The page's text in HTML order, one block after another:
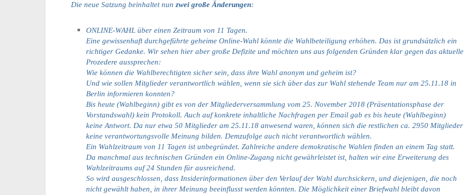
Die neue Satzung beinhaltet nun zwei große Änderungen:
ONLINE-WAHL über einen Zeitraum von 11 Tagen.
Eine gewissenhaft durchgeführte geheime Online-Wahl könnte die Wahlbeteiligung erhöhen. Das ist grundsätzlich ein
richtiger Gedanke. Wir sehen hier aber große Defizite und möchten uns aus folgenden Gründen klar gegen das aktuelle
Prozedere aussprechen:
Wie können die Wahlberechtigten sicher sein, dass ihre Wahl anonym und geheim ist?
Und wie sollen Mitglieder verantwortlich wählen, wenn sie sich über das zur Wahl stehende Team nur am 25.11.18 in
Berlin informieren konnten?
Bis heute (Wahlbeginn) gibt es von der Mitgliederversammlung vom 25. November 2018 (Präsentationsphase der
Vorstandswahl) kein Protokoll. Auch auf konkrete inhaltliche Nachfragen per Email gab es bis heute (Wahlbeginn)
keine Antwort. Da nur etwa 50 Mitglieder am 25.11.18 anwesend waren, können sich die restlichen ca. 2950 Mitglieder
keine verantwortungsvolle Meinung bilden. Demzufolge auch nicht verantwortlich wählen.
Ein Wahlzeitraum von 11 Tagen ist unbegründet. Zahlreiche andere demokratische Wahlen finden an einem Tag statt.
Da manchmal aus technischen Gründen ein Online-Zugang nicht gewährleistet ist, halten wir eine Erweiterung des
Wahlzeitraums auf 24 Stunden für ausreichend.
So wird ausgeschlossen, dass Insiderinformationen über den Verlauf der Wahl durchsickern, und diejenigen, die noch
nicht gewählt haben, in ihrer Meinung beeinflusst werden könnten. Die Möglichkeit einer Briefwahl bleibt davon